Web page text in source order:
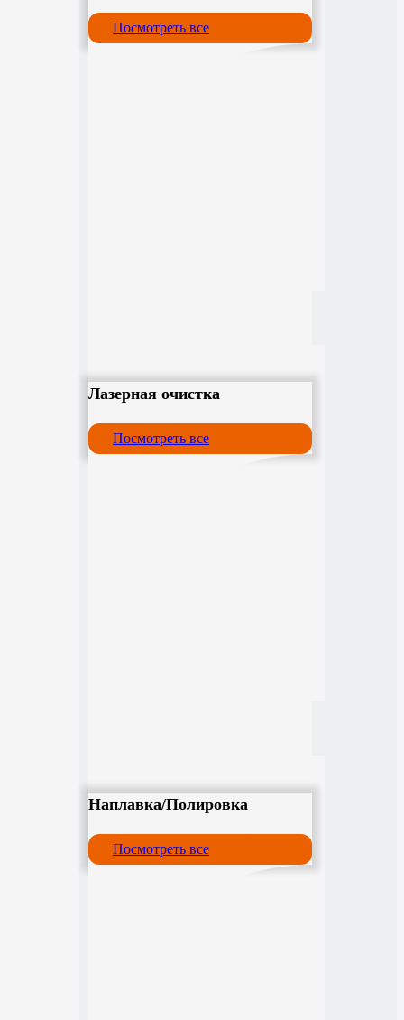
Посмотреть все
Лазерная очистка
Посмотреть все
Наплавка/Полировка
Посмотреть все